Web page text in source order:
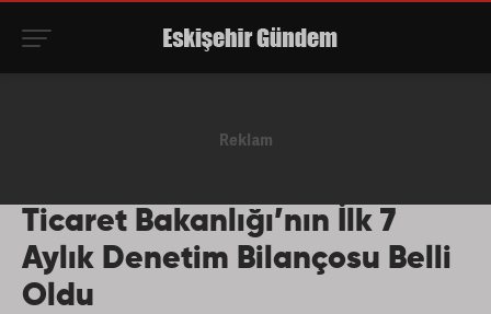
Ticaret Bakanlığı’nın İlk 7
Aylık Denetim Bilançosu Belli
Oldu